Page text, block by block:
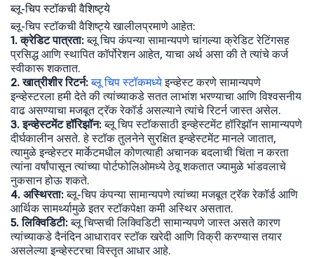
ब्लू-चिप स्टॉकची वैशिष्ट्ये
ब्लू-चिप स्टॉकची वैशिष्ट्ये खालीलप्रमाणे आहेत:
1. क्रेडिट पात्रता:ब्लू चिप कंपन्या सामान्यपणे चांगल्या क्रेडिट रेटिंगसह
प्रसिद्ध आणि स्थापित कॉर्पोरेशन आहेत, याचा अर्थ असा की ते त्यांचे कर्ज
स्वीकारू शकतात.
2. खात्रीशीर रिटर्न:ब्लू चिप स्टॉकमध्येइन्व्हेस्ट करणे सामान्यपणे
इन्व्हेस्टरला हमी देते की त्यांच्याकडे सतत लाभांश भरण्याचा आणि विश्वसनीय
वाढ असण्याचा मजबूत ट्रॅक रेकॉर्ड असल्याने त्यांचे रिटर्न जास्त असेल.
3. इन्व्हेस्टमेंट हॉरिझॉन:ब्लू चिप स्टॉकसाठी इन्व्हेस्टमेंट हॉरिझॉन सामान्यपणे
दीर्घकालीन असते. हे स्टॉक तुलनेने सुरक्षित इन्व्हेस्टमेंट मानले जातात,
त्यामुळे इन्व्हेस्टर मार्केटमधील कोणत्याही अचानक बदलाची चिंता न करता
त्यांना वर्षांपासून त्यांच्या पोर्टफोलिओमध्ये ठेवू शकतात ज्यामुळे भांडवलाचे
नुकसान होऊ शकते.
4. अस्थिरता:ब्लू-चिप कंपन्या सामान्यपणे त्यांच्या मजबूत ट्रॅक रेकॉर्ड आणि
आर्थिक सामर्थ्यामुळे इतर स्टॉकपेक्षा कमी अस्थिर असतात.
5. लिक्विडिटी:ब्लू चिप्सची लिक्विडिटी सामान्यपणे जास्त असते कारण
त्यांच्याकडे दैनंदिन आधारावर स्टॉक खरेदी आणि विक्री करण्यास तयार
असलेल्या इन्व्हेस्टरचा विस्तृत आधार आहे.